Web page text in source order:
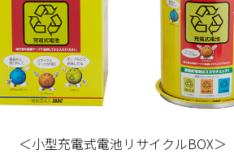
＜小型充電式電池リサイクルBOX＞